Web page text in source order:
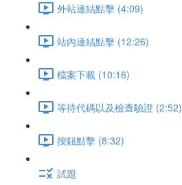
外站連結點擊 (4:09)
站內連結點擊 (12:26)
檔案下載 (10:16)
等待代碼以及檢查驗證 (2:52)
按鈕點擊 (8:32)
試題